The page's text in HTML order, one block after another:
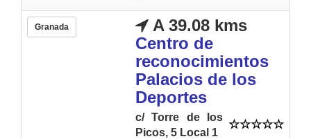
Granada
A 39.08 kms
Centro de
reconocimientos
Palacios de los
Deportes
c/ Torre de los
Picos, 5 Local 1